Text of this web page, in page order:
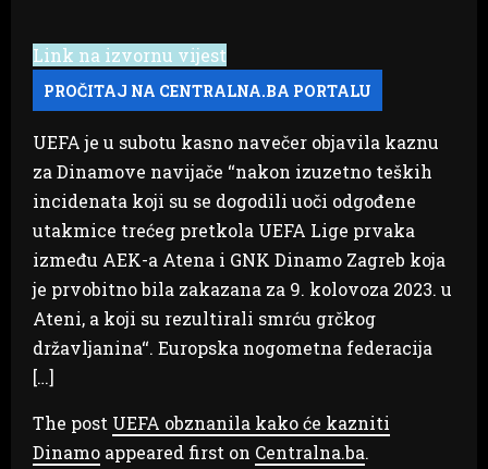
Link na izvornu vijest
UEFA je u subotu kasno navečer objavila kaznu
za Dinamove navijače ‘‘nakon izuzetno teških
incidenata koji su se dogodili uoči odgođene
utakmice trećeg pretkola UEFA Lige prvaka
između AEK-a Atena i GNK Dinamo Zagreb koja
je prvobitno bila zakazana za 9. kolovoza 2023. u
Ateni, a koji su rezultirali smrću grčkog
državljanina‘‘. Europska nogometna federacija
[…]
The post UEFA obznanila kako će kazniti
Dinamo appeared first on Centralna.ba.